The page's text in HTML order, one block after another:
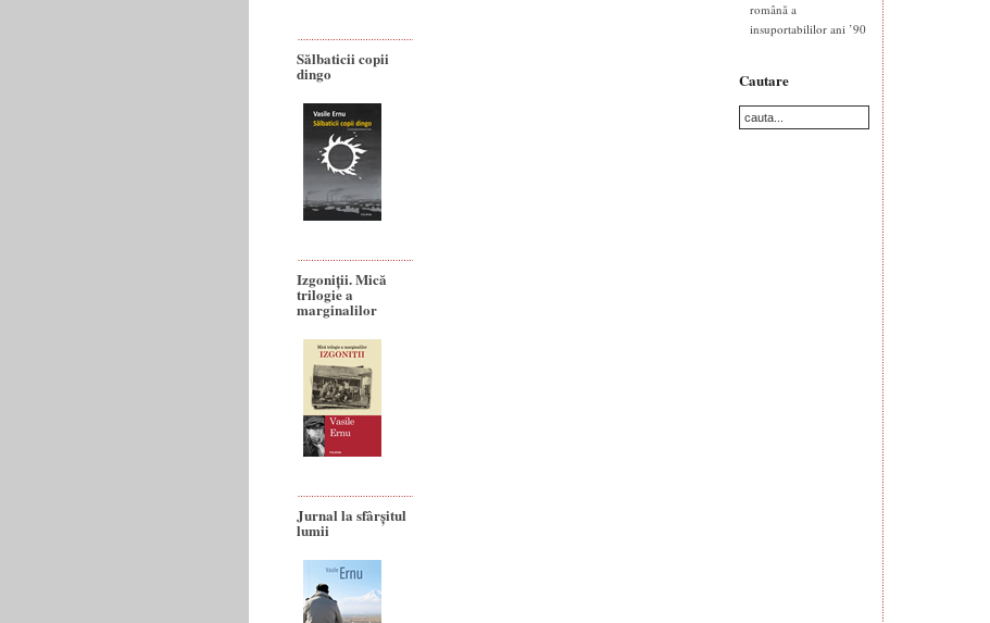
Sălbaticii copii
dingo
Izgoniții. Mică
trilogie a
marginalilor
Jurnal la sfârșitul
lumii
română a
insuportabililor ani ’90
Cautare